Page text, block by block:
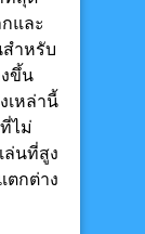
และ
ำหรับ
ขึ้น
หล่านี้
ไม่
นที่สูง
กต่าง